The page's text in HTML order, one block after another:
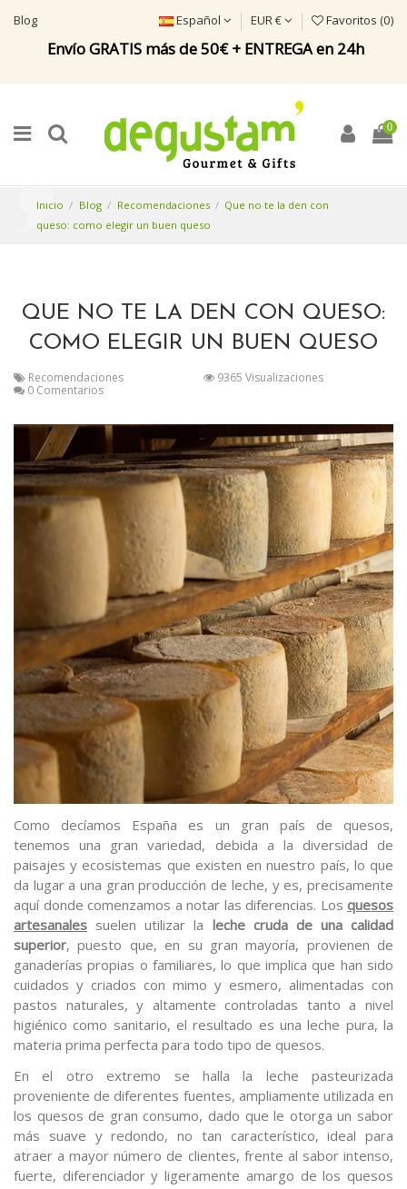
Blog
Envío GRATIS más de 50€ + ENTREGA en 24h
Español EUR € Favoritos (0)
0
Inicio Blog Recomendaciones
Que no te la den con
queso: como elegir un buen queso
QUE NO TE LA DEN CON QUESO:
COMO ELEGIR UN BUEN QUESO
Recomendaciones
9365 Visualizaciones
0 Comentarios
Como decíamos España es un gran país de quesos,
tenemos una gran variedad, debida a la diversidad de
paisajes y ecosistemas que existen en nuestro país, lo que
da lugar a una gran producción de leche, y es, precisamente
aquí donde comenzamos a notar las diferencias. Los quesos
artesanales suelen utilizar la leche cruda de una calidad
superior, puesto que, en su gran mayoría, provienen de
ganaderías propias o familiares, lo que implica que han sido
cuidados y criados con mimo y esmero, alimentadas con
pastos naturales, y altamente controladas tanto a nivel
higiénico como sanitario, el resultado es una leche pura, la
materia prima perfecta para todo tipo de quesos.
En el otro extremo se halla la leche pasteurizada
proveniente de diferentes fuentes, ampliamente utilizada en
los quesos de gran consumo, dado que le otorga un sabor
más suave y redondo, no tan característico, ideal para
atraer a mayor número de clientes, frente al sabor intenso,
fuerte, diferenciador y ligeramente amargo de los quesos